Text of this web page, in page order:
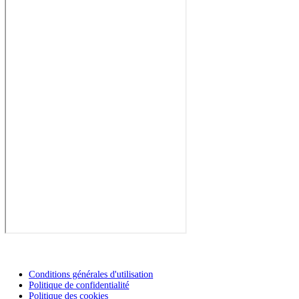
Conditions générales d'utilisation
Politique de confidentialité
Politique des cookies